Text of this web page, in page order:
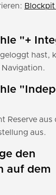
"+
hast,
Navigation.
Reserve aus
aus.
den
auf dem